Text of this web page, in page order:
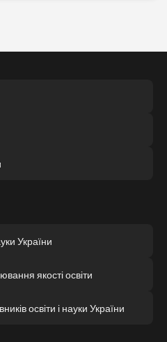
України
якості освіти
освіти і науки України